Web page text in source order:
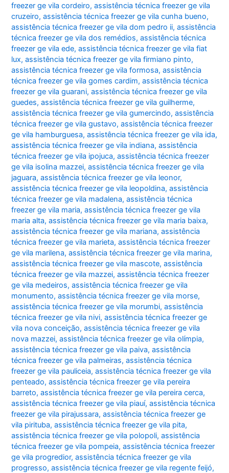
freezer ge vila cordeiro,assistência técnica freezer ge vila
cruzeiro,assistência técnica freezer ge vila cunha bueno,
assistência técnica freezer ge vila dom pedro ii,assistência
técnica freezer ge vila dos remédios,assistência técnica
freezer ge vila ede,assistência técnica freezer ge vila fiat
lux,assistência técnica freezer ge vila firmiano pinto,
assistência técnica freezer ge vila formosa,assistência
técnica freezer ge vila gomes cardim,assistência técnica
freezer ge vila guarani,assistência técnica freezer ge vila
guedes,assistência técnica freezer ge vila guilherme,
assistência técnica freezer ge vila gumercindo,assistência
técnica freezer ge vila gustavo,assistência técnica freezer
ge vila hamburguesa,assistência técnica freezer ge vila ida,
assistência técnica freezer ge vila indiana,assistência
técnica freezer ge vila ipojuca,assistência técnica freezer
ge vila isolina mazzei,assistência técnica freezer ge vila
jaguara,assistência técnica freezer ge vila leonor,
assistência técnica freezer ge vila leopoldina,assistência
técnica freezer ge vila madalena,assistência técnica
freezer ge vila maria,assistência técnica freezer ge vila
maria alta,assistência técnica freezer ge vila maria baixa,
assistência técnica freezer ge vila mariana,assistência
técnica freezer ge vila marieta,assistência técnica freezer
ge vila marilena,assistência técnica freezer ge vila marina,
assistência técnica freezer ge vila mascote,assistência
técnica freezer ge vila mazzei,assistência técnica freezer
ge vila medeiros,assistência técnica freezer ge vila
monumento,assistência técnica freezer ge vila morse,
assistência técnica freezer ge vila morumbi,assistência
técnica freezer ge vila nivi,assistência técnica freezer ge
vila nova conceição,assistência técnica freezer ge vila
nova mazzei,assistência técnica freezer ge vila olímpia,
assistência técnica freezer ge vila paiva,assistência
técnica freezer ge vila palmeiras,assistência técnica
freezer ge vila pauliceia,assistência técnica freezer ge vila
penteado,assistência técnica freezer ge vila pereira
barreto,assistência técnica freezer ge vila pereira cerca,
assistência técnica freezer ge vila piauí,assistência técnica
freezer ge vila pirajussara,assistência técnica freezer ge
vila pirituba,assistência técnica freezer ge vila pita,
assistência técnica freezer ge vila polopoli,assistência
técnica freezer ge vila pompeia,assistência técnica freezer
ge vila progredior,assistência técnica freezer ge vila
progresso,assistência técnica freezer ge vila regente feijó,